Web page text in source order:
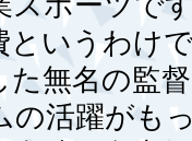
というわけ
無名の監
の活躍がも